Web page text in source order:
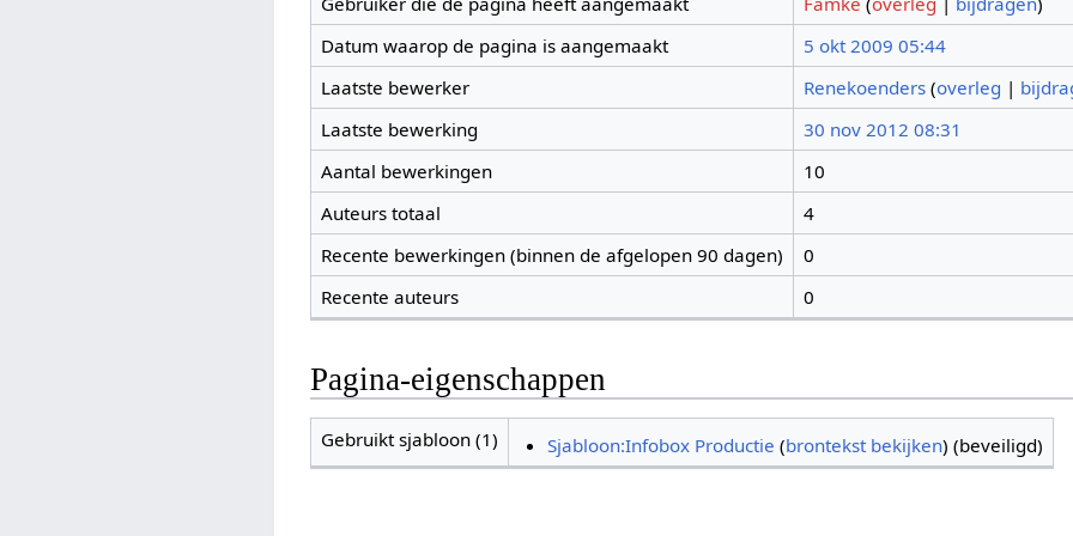
Datum waarop de pagina is aangemaakt
5 okt 2009 05:44
Laatste bewerker
Renekoenders (overleg |
Laatste bewerking
30 nov 2012 08:31
Aantal bewerkingen
10
Auteurs totaal
4
Recente bewerkingen (binnen de afgelopen 90 dagen)
0
Recente auteurs
0
Pagina-eigenschappen
Gebruikt sjabloon (1) Sjabloon:Infobox Productie (brontekst bekijken) (beveiligd)